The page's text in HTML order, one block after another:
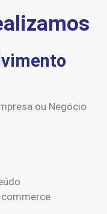
ou Negócio